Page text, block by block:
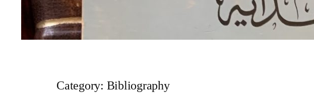
Category: Bibliography